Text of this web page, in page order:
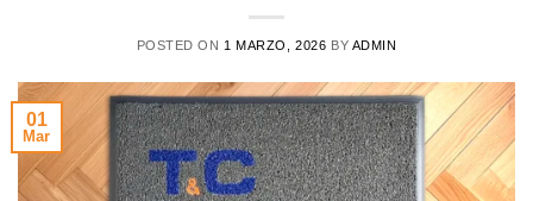
POSTED ON 1 MARZO, 2026 BY ADMIN
01
Mar